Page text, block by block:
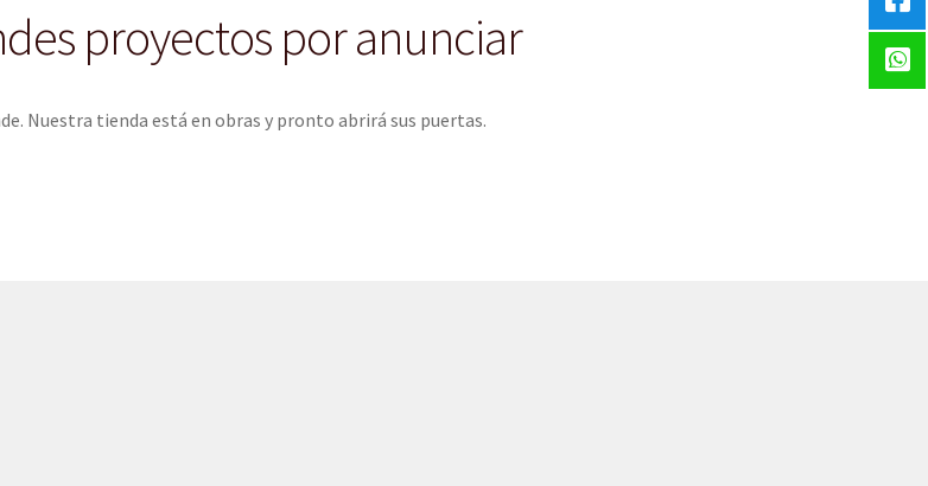
proyectos por anunciar
Nuestra tienda está en obras y pronto abrirá sus puertas.